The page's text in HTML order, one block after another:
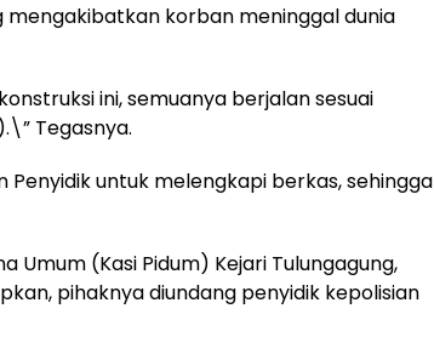
korban meninggal dunia
ini, semuanya berjalan sesuai
Tegasnya.
untuk melengkapi berkas, sehingga
Umum (Kasi Pidum) Kejari Tulungagung,
pihaknya diundang penyidik kepolisian